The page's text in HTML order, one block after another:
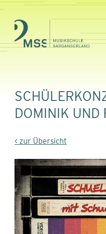
DOMINIK UND
< zur Übersicht